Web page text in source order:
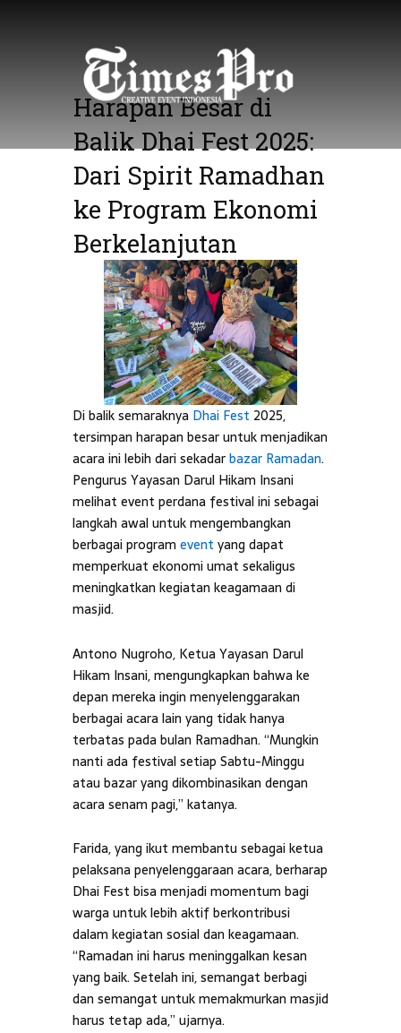
Harapan Besar di
Balik Dhai Fest 2025:
Dari Spirit Ramadhan
ke Program Ekonomi
Berkelanjutan
Di balik semaraknya Dhai Fest 2025,
tersimpan harapan besar untuk menjadikan
acara ini lebih dari sekadarbazar Ramadan.
Pengurus Yayasan Darul Hikam Insani
melihat event perdana festival ini sebagai
langkah awal untuk mengembangkan
berbagai program event yang dapat
memperkuat ekonomi umat sekaligus
meningkatkan kegiatan keagamaan di
masjid.
Antono Nugroho, Ketua Yayasan Darul
Hikam Insani, mengungkapkan bahwa ke
depan mereka ingin menyelenggarakan
berbagai acara lain yang tidak hanya
terbatas pada bulan Ramadhan. “Mungkin
nanti ada festival setiap Sabtu-Minggu
atau bazar yang dikombinasikan dengan
acara senam pagi,” katanya.
Farida, yang ikut membantu sebagai ketua
pelaksana penyelenggaraan acara, berharap
Dhai Fest bisa menjadi momentum bagi
warga untuk lebih aktif berkontribusi
dalam kegiatan sosial dan keagamaan.
“Ramadan ini harus meninggalkan kesan
yang baik. Setelah ini, semangat berbagi
dan semangat untuk memakmurkan masjid
harus tetap ada,” ujarnya.